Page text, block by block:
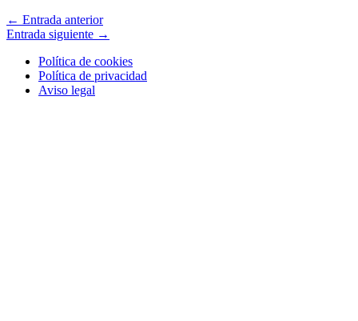
← Entrada anterior
Entrada siguiente →
Política de cookies
Política de privacidad
Aviso legal